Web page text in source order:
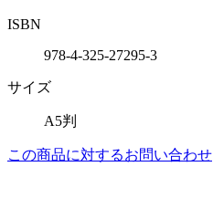
ISBN
978-4-325-27295-3
サイズ
A5判
この商品に対するお問い合わせ